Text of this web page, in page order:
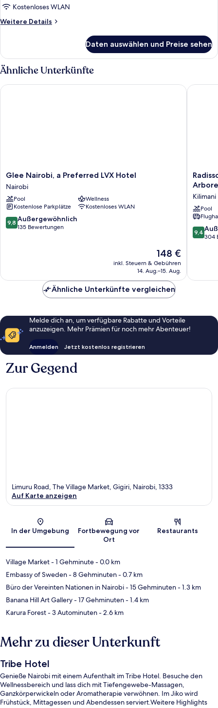
Kostenloses WLAN
Weitere Details
Weitere
Daten auswählen und Preise sehen
Ähnliche Unterkünfte
Glee
Nairobi,
a
Preferred
LVX
Hotel
Nairobi
Glee Nairobi, a Preferred LVX Hotel
Nairobi
Pool
Wellness
Kostenlose Parkplätze
Kostenloses WLAN
9.8
von
9,8 Außergewöhnlich
135 Bewertungen
Der
Preis
beträgt
148 €
inkl. Steuern & Gebühren
14. Aug.–15. Aug.
Glee Nairobi, a Preferred LVX Hotel
Blu
&
Nairobi
Kilimani
Kilimani
Pool
9.4
von
9,4
304
Ähnliche Unterkünfte vergleichen
Melde dich an, um verfügbare Rabatte und Vorteile
anzuzeigen. Mehr Prämien für noch mehr Abenteuer!
Anmelden Jetzt kostenlos registrieren
Zur Gegend
Karte
Limuru Road, The Village Market, Gigiri, Nairobi, 1333
Auf Karte anzeigen
In der Umgebung
Fortbewegung vor
Ort
Restaurants
Village Market- 1 Gehminute- 0.0 km
Embassy of Sweden- 8 Gehminuten- 0.7 km
Büro der Vereinten Nationen in Nairobi- 15 Gehminuten- 1.3 km
Banana Hill Art Gallery- 17 Gehminuten- 1.4 km
Karura Forest- 3 Autominuten- 2.6 km
Mehr zu dieser Unterkunft
Tribe Hotel
Genieße Nairobi mit einem Aufenthalt im Tribe Hotel. Besuche den
Wellnessbereich und lass dich mit Tiefengewebe-Massagen,
Ganzkörperwickeln oder Aromatherapie verwöhnen. Im Jiko wird
Frühstück, Mittagessen und Abendessen serviert.Weitere Highlights